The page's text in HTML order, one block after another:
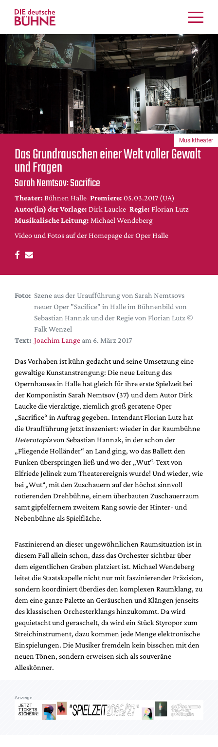
Kritiken
Schauspiel
Musiktheater
Tanz
Crossover
Bühnenwelt
Festivals & Veranstaltungen
Menschen & Theater
Themen
Internationales
Nachrufe
Medientipps
DdB-map
Kalender
Premierensuche
Festival-Planer
Hefte
Alle Hefte
Leseproben
Podcast
Service
Shop / Abo
Newsletter
Redaktion
Autor:innen
Partner
Mediadaten
Suche
Das Grundrauschen einer Welt voller Gewalt
und Fragen
Sarah Nemtsov: Sacrifice
Theater: Bühnen Halle Premiere: 05.03.2017 (UA)
Autor(in) der Vorlage: Dirk Laucke Regie: Florian Lutz
Musikalische Leitung: Michael Wendeberg
Video und Fotos auf der Homepage der Oper Halle
Musiktheater
Foto: Szene aus der Uraufführung von Sarah Nemtsovs
neuer Oper "Sacifice" in Halle im Bühnenbild von
Sebastian Hannak und der Regie von Florian Lutz ©
Falk Wenzel
Text: Joachim Lange am 6. März 2017
Das Vorhaben ist kühn gedacht und seine Umsetzung eine
gewaltige Kunstanstrengung: Die neue Leitung des
Opernhauses in Halle hat gleich für ihre erste Spielzeit bei
der Komponistin Sarah Nemtsov (37) und dem Autor Dirk
Laucke die vieraktige, ziemlich groß geratene Oper
„Sacrifice“ in Auftrag gegeben. Intendant Florian Lutz hat
die Uraufführung jetzt inszeniert: wieder in der Raumbühne
Heterotopiavon Sebastian Hannak, in der schon der
„Fliegende Holländer“ an Land ging, wo das Ballett den
Funken überspringen ließ und wo der „Wut“-Text von
Elfriede Jelinek zum Theaterereignis wurde! Und wieder, wie
bei „Wut“, mit den Zuschauern auf der höchst sinnvoll
rotierenden Drehbühne, einem überbauten Zuschauerraum
samt gipfelfernem zweitem Rang sowie der Hinter- und
Nebenbühne als Spielfläche.
Faszinierend an dieser ungewöhnlichen Raumsituation ist in
diesem Fall allein schon, dass das Orchester sichtbar über
dem eigentlichen Graben platziert ist. Michael Wendeberg
leitet die Staatskapelle nicht nur mit faszinierender Präzision,
sondern koordiniert überdies den komplexen Raumklang, zu
dem eine ganze Palette an Geräuschen und Klängen jenseits
des klassischen Orchesterklangs hinzukommt. Da wird
gequietscht und geraschelt, da wird ein Stück Styropor zum
Streichinstrument, dazu kommen jede Menge elektronische
Einspielungen. Die Musiker fremdeln kein bisschen mit den
neuen Tönen, sondern erweisen sich als souveräne
Alleskönner.
Anzeige